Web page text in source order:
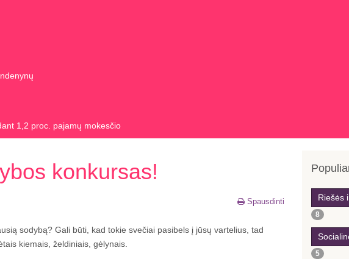
1,2 proc. pajamų mokesčio
konkursas!
Spausdinti
sodybą? Gali būti, kad tokie svečiai pasibels į jūsų vartelius, tad
kiemais, želdiniais, gėlynais.
Riešės
8
5
YearMonth
Year